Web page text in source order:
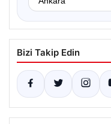
Bizi Takip Edin